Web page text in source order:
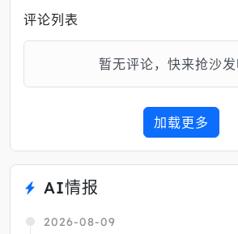
评论列表
暂无评论，快来抢沙发
加载更多
AI情报
2026-08-09